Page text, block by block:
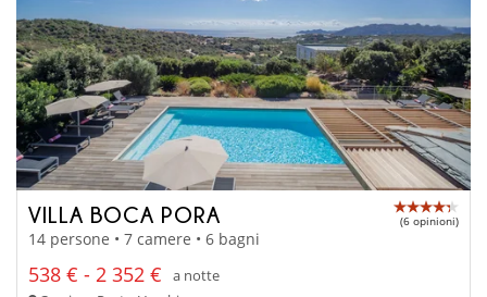
VILLA BOCA PORA (6 opinioni)
14 persone • 7 camere • 6 bagni
538 € - 2 352 €
a notte